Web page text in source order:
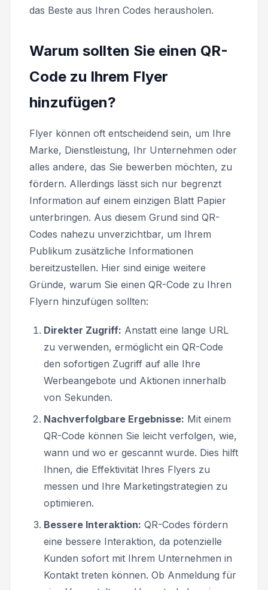
das Beste aus Ihren Codes herausholen.
Warum sollten Sie einen QR-
Code zu Ihrem Flyer
hinzufügen?
Flyer können oft entscheidend sein, um Ihre
Marke, Dienstleistung, Ihr Unternehmen oder
alles andere, das Sie bewerben möchten, zu
fördern. Allerdings lässt sich nur begrenzt
Information auf einem einzigen Blatt Papier
unterbringen. Aus diesem Grund sind QR-
Codes nahezu unverzichtbar, um Ihrem
Publikum zusätzliche Informationen
bereitzustellen. Hier sind einige weitere
Gründe, warum Sie einen QR-Code zu Ihren
Flyern hinzufügen sollten:
Direkter Zugriff: Anstatt eine lange URL
zu verwenden, ermöglicht ein QR-Code
den sofortigen Zugriff auf alle Ihre
Werbeangebote und Aktionen innerhalb
von Sekunden.
Nachverfolgbare Ergebnisse: Mit einem
QR-Code können Sie leicht verfolgen, wie,
wann und wo er gescannt wurde. Dies hilft
Ihnen, die Effektivität Ihres Flyers zu
messen und Ihre Marketingstrategien zu
optimieren.
Bessere Interaktion: QR-Codes fördern
eine bessere Interaktion, da potenzielle
Kunden sofort mit Ihrem Unternehmen in
Kontakt treten können. Ob Anmeldung für